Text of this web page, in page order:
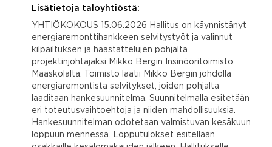
Lisätietoja taloyhtiöstä:
YHTIÖKOKOUS 15.06.2026 Hallitus on käynnistänyt
energiaremonttihankkeen selvitystyöt ja valinnut
kilpailtuksen ja haastattelujen pohjalta
projektinjohtajaksi Mikko Bergin Insinööritoimisto
Maaskolalta. Toimisto laatii Mikko Bergin johdolla
energiaremontista selvitykset, joiden pohjalta
laaditaan hankesuunnitelma. Suunnitelmalla esitetään
eri toteutusvaihtoehtoja ja niiden mahdollisuuksia.
Hankesuunnitelman odotetaan valmistuvan kesäkuun
loppuun mennessä. Lopputulokset esitellään